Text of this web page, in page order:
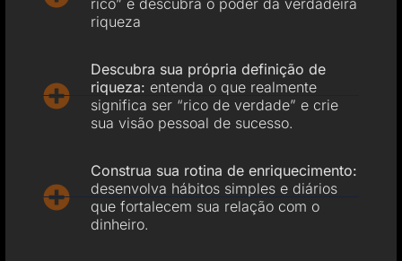
riqueza
Descubra sua própria definição de
riqueza: entenda o que realmente
significa ser “rico de verdade” e crie
sua visão pessoal de sucesso.
Construa sua rotina de enriquecimento:
desenvolva hábitos simples e diários
que fortalecem sua relação com o
dinheiro.